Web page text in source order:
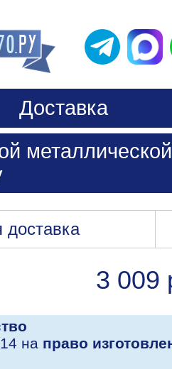
Доставка
доставка
3 009
на право